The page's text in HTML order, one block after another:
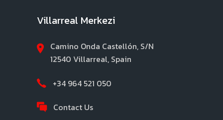
Villarreal Merkezi
Camino Onda Castellón, S/N
12540 Villarreal, Spain
+34 964 521 050
Contact Us